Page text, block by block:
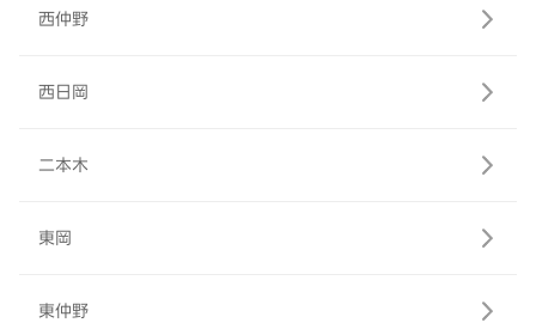
西仲野
西日岡
二本木
東岡
東仲野